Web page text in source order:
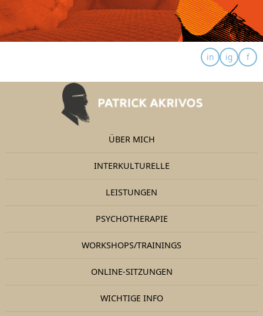
ÜBER MICH
INTERKULTURELLE
LEISTUNGEN
PSYCHOTHERAPIE
WORKSHOPS/TRAININGS
ONLINE-SITZUNGEN
WICHTIGE INFO